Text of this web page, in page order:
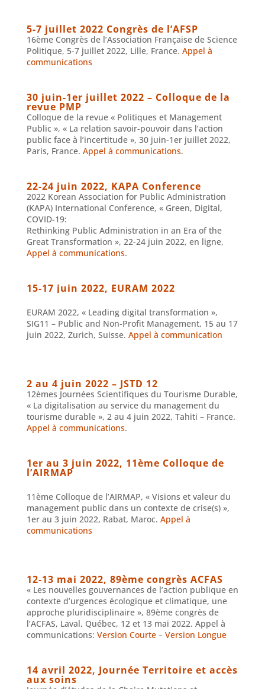
5-7 juillet 2022 Congrès de l’AFSP
16ème Congrès de l’Association Française de Science
Politique, 5-7 juillet 2022, Lille, France. Appel à
communications
30 juin-1er juillet 2022 – Colloque de la
revue PMP
Colloque de la revue « Politiques et Management
Public », « La relation savoir-pouvoir dans l’action
public face à l’incertitude », 30 juin-1er juillet 2022,
Paris, France. Appel à communications.
22-24 juin 2022, KAPA Conference
2022 Korean Association for Public Administration
(KAPA) International Conference, « Green, Digital,
COVID-19:
Rethinking Public Administration in an Era of the
Great Transformation », 22-24 juin 2022, en ligne,
Appel à communications.
15-17 juin 2022, EURAM 2022
EURAM 2022, « Leading digital transformation »,
SIG11 – Public and Non-Profit Management, 15 au 17
juin 2022, Zurich, Suisse. Appel à communication
2 au 4 juin 2022 – JSTD 12
12èmes Journées Scientifiques du Tourisme Durable,
« La digitalisation au service du management du
tourisme durable », 2 au 4 juin 2022, Tahiti – France.
Appel à communications.
1er au 3 juin 2022, 11ème Colloque de
l’AIRMAP
11ème Colloque de l’AIRMAP, « Visions et valeur du
management public dans un contexte de crise(s) »,
1er au 3 juin 2022, Rabat, Maroc. Appel à
communications
12-13 mai 2022, 89ème congrès ACFAS
« Les nouvelles gouvernances de l’action publique en
contexte d’urgences écologique et climatique, une
approche pluridisciplinaire », 89ème congrès de
l’ACFAS, Laval, Québec, 12 et 13 mai 2022. Appel à
communications: Version Courte– Version Longue
14 avril 2022, Journée Territoire et accès
aux soins